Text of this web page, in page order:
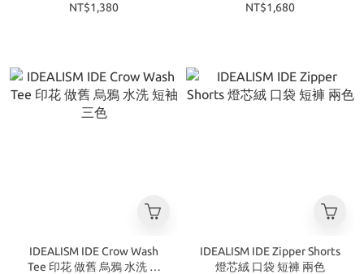
NT$1,380
NT$1,680
IDEALISM IDE Crow Wash
Tee 印花 做舊 烏鴉 水洗 短
IDEALISM IDE Zipper Shorts
燈芯絨 口袋 短褲 兩色